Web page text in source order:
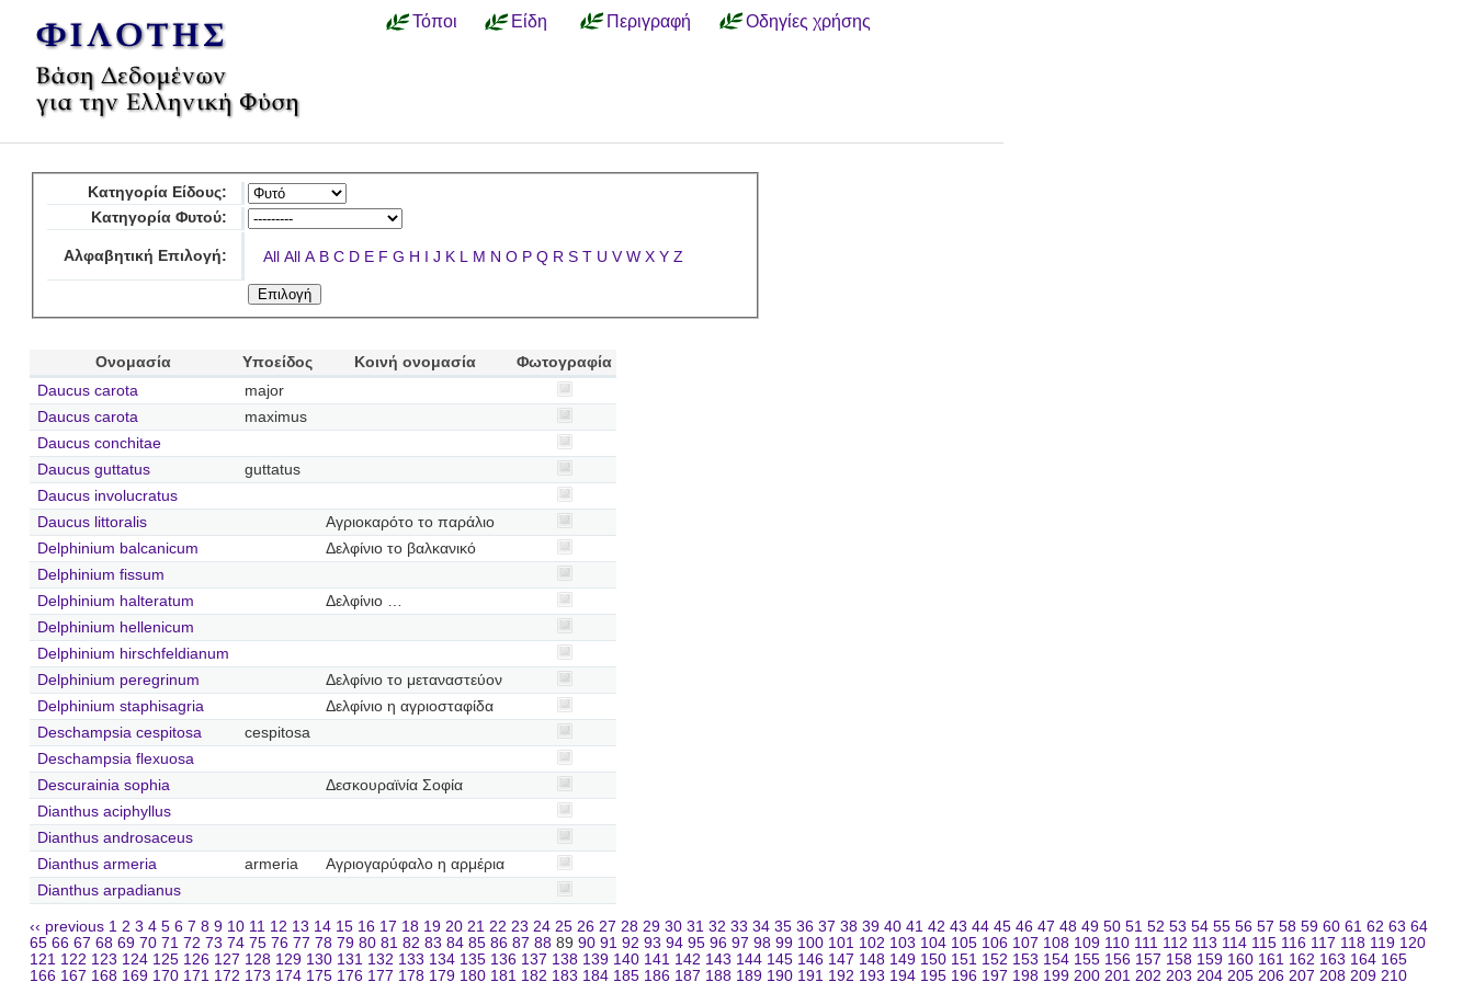
Τόποι Είδη Περιγραφή Οδηγίες χρήσης
Κατηγορία Είδους:
Κατηγορία Φυτού:
Αλφαβητική Επιλογή: All All A B C D E F G H I J K L M N O P Q R S T U V W X Y Z
Ονομασία Υποείδος Κοινή ονομασία
Φωτογραφία
Daucus carota
major
Daucus carota
maximus
Daucus conchitae
Daucus guttatus
guttatus
Daucus involucratus
Daucus littoralis
Αγριοκαρότο το παράλιο
Delphinium balcanicum
Δελφίνιο το βαλκανικό
Delphinium fissum
Delphinium halteratum
Δελφίνιο …
Delphinium hellenicum
Delphinium hirschfeldianum
Delphinium peregrinum
Δελφίνιο το μεταναστεύον
Delphinium staphisagria
Δελφίνιο η αγριοσταφίδα
Deschampsia cespitosa
cespitosa
Deschampsia flexuosa
Descurainia sophia
Δεσκουραϊνία Σοφία
Dianthus aciphyllus
Dianthus androsaceus
Dianthus armeria
armeria
Αγριογαρύφαλο η αρμέρια
Dianthus arpadianus
‹‹ previous 1 2 3 4 5 6 7 8 9 10 11 12 13 14 15 16 17 18 19 20 21 22 23 24 25 26 27 28 29 30 31 32 33 34 35 36 37 38 39 40 41 42 43 44 45 46 47 48 49 50 51 52 53 54 55 56 57 58 59 60 61 62 63 64
65 66 67 68 69 70 71 72 73 74 75 76 77 78 79 80 81 82 83 84 85 86 87 88 89 90 91 92 93 94 95 96 97 98 99 100 101 102 103 104 105 106 107 108 109 110 111 112 113 114 115 116 117 118 119 120
121 122 123 124 125 126 127 128 129 130 131 132 133 134 135 136 137 138 139 140 141 142 143 144 145 146 147 148 149 150 151 152 153 154 155 156 157 158 159 160 161 162 163 164 165
166 167 168 169 170 171 172 173 174 175 176 177 178 179 180 181 182 183 184 185 186 187 188 189 190 191 192 193 194 195 196 197 198 199 200 201 202 203 204 205 206 207 208 209 210